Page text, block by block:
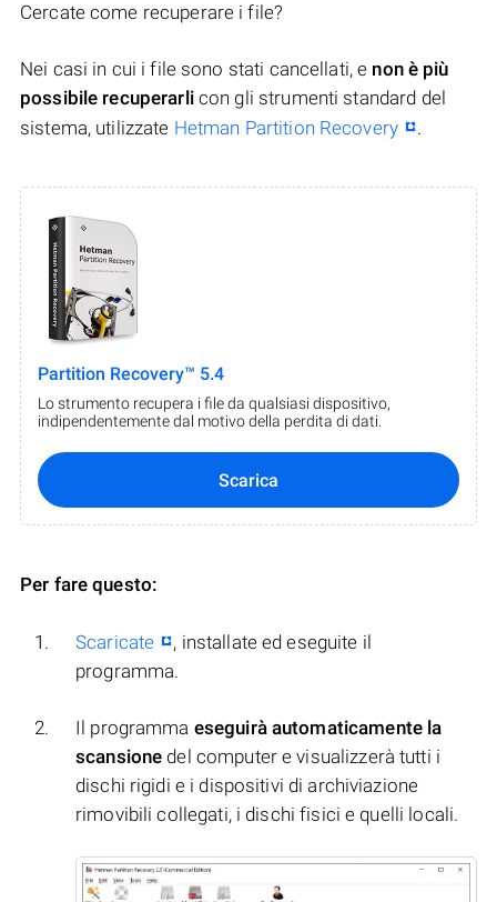
Cercate come recuperare i file?
Nei casi in cui i file sono stati cancellati, e non è più
possibile recuperarlicon gli strumenti standard del
sistema, utilizzate Hetman Partition Recovery .
Partition Recovery™ 5.4
Lo strumento recupera i file da qualsiasi dispositivo,
indipendentemente dal motivo della perdita di dati.
Scarica
Per fare questo:
Scaricate
, installate ed eseguite il
programma.
Il programma eseguirà automaticamente la
scansione del computer e visualizzerà tutti i
dischi rigidi e i dispositivi di archiviazione
rimovibili collegati, i dischi fisici e quelli locali.